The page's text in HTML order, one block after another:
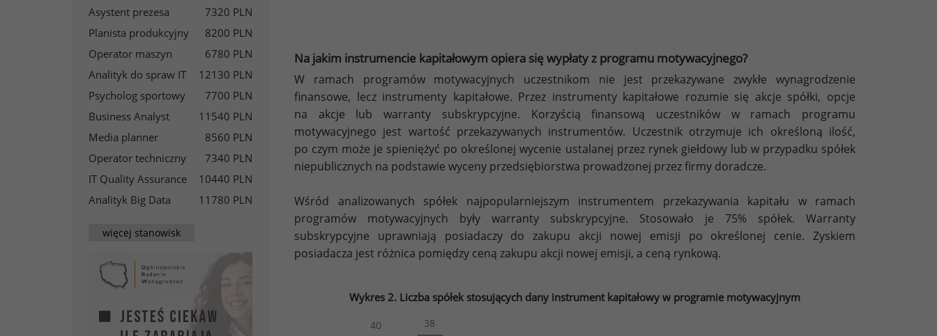
Asystent prezesa
7320 PLN
Planista produkcyjny
8200 PLN
Operator maszyn
6780 PLN
Analityk do spraw IT
12130 PLN
Psycholog sportowy
7700 PLN
Business Analyst
11540 PLN
Media planner
8560 PLN
Operator techniczny
7340 PLN
IT Quality Assurance
10440 PLN
Analityk Big Data
11780 PLN
więcej stanowisk
Na jakim instrumencie kapitałowym opiera się wypłaty z programu motywacyjnego?
W ramach programów motywacyjnych uczestnikom nie jest przekazywane zwykłe wynagrodzenie
finansowe, lecz instrumenty kapitałowe. Przez instrumenty kapitałowe rozumie się akcje spółki, opcje
na akcje lub warranty subskrypcyjne. Korzyścią finansową uczestników w ramach programu
motywacyjnego jest wartość przekazywanych instrumentów. Uczestnik otrzymuje ich określoną ilość,
po czym może je spieniężyć po określonej wycenie ustalanej przez rynek giełdowy lub w przypadku spółek
niepublicznych na podstawie wyceny przedsiębiorstwa prowadzonej przez firmy doradcze.
Wśród analizowanych spółek najpopularniejszym instrumentem przekazywania kapitału w ramach
programów motywacyjnych były warranty subskrypcyjne. Stosowało je 75% spółek. Warranty
subskrypcyjne uprawniają posiadaczy do zakupu akcji nowej emisji po określonej cenie. Zyskiem
posiadacza jest różnica pomiędzy ceną zakupu akcji nowej emisji, a ceną rynkową.
Wykres 2. Liczba spółek stosujących dany instrument kapitałowy w programie motywacyjnym